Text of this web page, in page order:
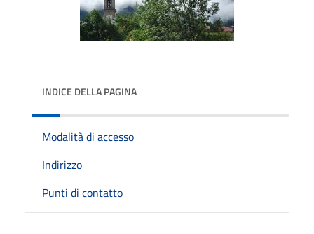
INDICE DELLA PAGINA
Modalità di accesso
Indirizzo
Punti di contatto